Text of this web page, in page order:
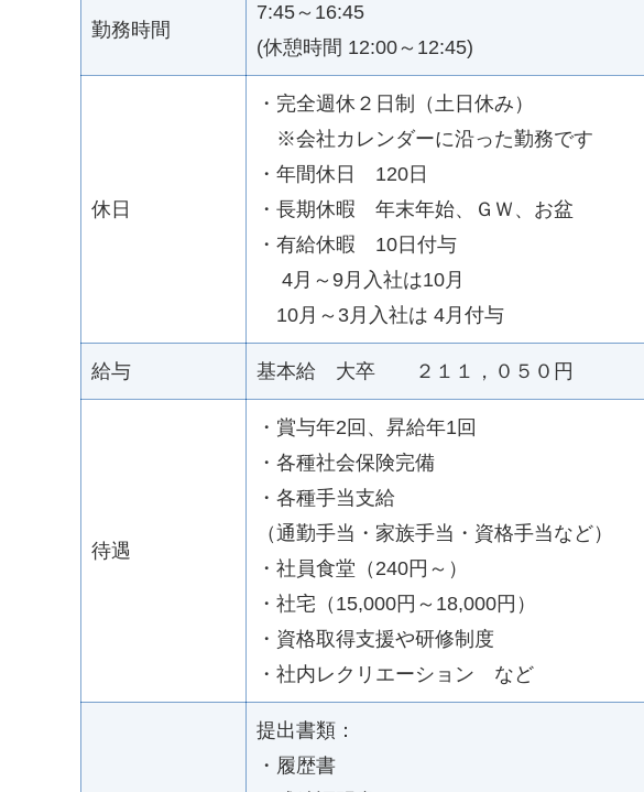
勤務時間
7:45～16:45
(休憩時間 12:00～12:45)
休日
・完全週休２日制（土日休み）
※会社カレンダーに沿った勤務です
・年間休日 120日
・長期休暇 年末年始、ＧＷ、お盆
・有給休暇 10日付与
4月～9月入社は10月
10月～3月入社は 4月付与
給与 基本給 大卒 ２１１，０５０円
待遇
・賞与年2回、昇給年1回
・各種社会保険完備
・各種手当支給
（通勤手当・家族手当・資格手当など）
・社員食堂（240円～）
・社宅（15,000円～18,000円）
・資格取得支援や研修制度
・社内レクリエーション など
提出書類：
・履歴書